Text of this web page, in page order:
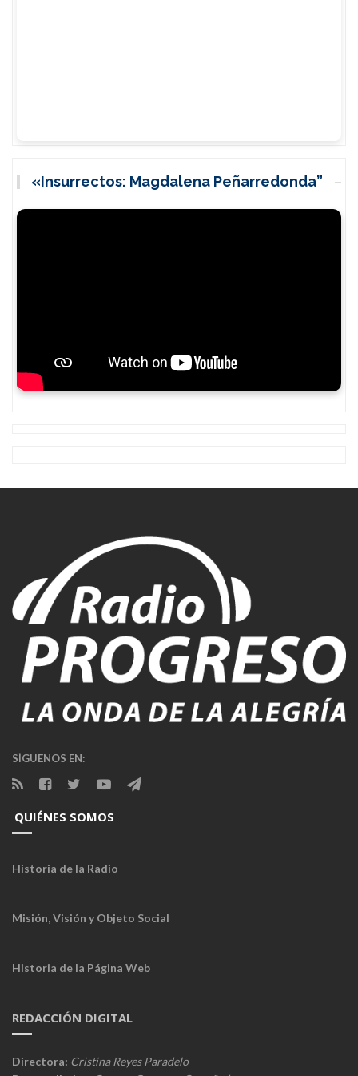
«Insurrectos: Magdalena Peñarredonda”
SÍGUENOS EN:
QUIÉNES SOMOS
Historia de la Radio
Misión, Visión y Objeto Social
Historia de la Página Web
REDACCIÓN DIGITAL
Directora: Cristina Reyes Paradelo